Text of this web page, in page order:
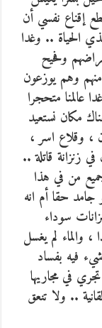
إقناع نفسي أن
الحياة .. وغدا
وفحيح
وهم يوزعون
عالمنا متحجرا
مكان نستعيد
، وقلاع اسر ،
زنزانة قاتلة ..
من في هذا
حقا أم انه
سوداء
والماء لم يغسل
فيه بفساد
في مجاريها
.. ولا تنعق